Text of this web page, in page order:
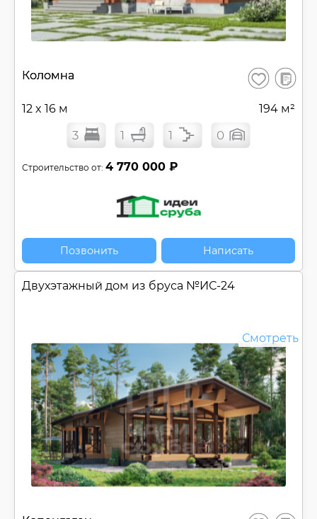
Коломна Сохранить
В
12 x 16 м 194 м²
3 1 1 0
Строительство от: 4 770 000 ₽
Позвонить Написать
Двухэтажный дом из бруса №ИС-24
Смотреть